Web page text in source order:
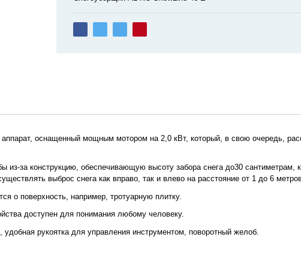
оснащенный мощным мотором на 2,0 кВт, который, в свою очередь,
из-за конструкцию, обеспечивающую высоту забора снега до30 сантиметрам,
выброс снега как вправо, так и влево на расстояние от 1 до 6
о поверхность, например, тротуарную плитку.
доступен для понимания любому человеку.
рукоятка для управления инструментом, поворотный желоб.